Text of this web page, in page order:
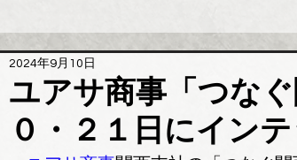
ユアサ商事「つな
０・２１日にイン
2024年9月10日